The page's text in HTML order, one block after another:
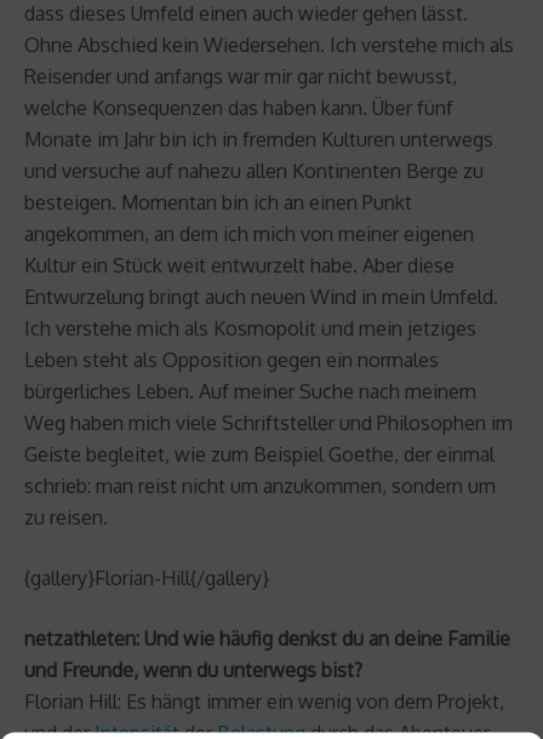
dass dieses Umfeld einen auch wieder gehen lässt.
Ohne Abschied kein Wiedersehen. Ich verstehe mich als
Reisender und anfangs war mir gar nicht bewusst,
welche Konsequenzen das haben kann. Über fünf
Monate im Jahr bin ich in fremden Kulturen unterwegs
und versuche auf nahezu allen Kontinenten Berge zu
besteigen. Momentan bin ich an einen Punkt
angekommen, an dem ich mich von meiner eigenen
Kultur ein Stück weit entwurzelt habe. Aber diese
Entwurzelung bringt auch neuen Wind in mein Umfeld.
Ich verstehe mich als Kosmopolit und mein jetziges
Leben steht als Opposition gegen ein normales
bürgerliches Leben. Auf meiner Suche nach meinem
Weg haben mich viele Schriftsteller und Philosophen im
Geiste begleitet, wie zum Beispiel Goethe, der einmal
schrieb: man reist nicht um anzukommen, sondern um
zu reisen.
{gallery}Florian-Hill{/gallery}
netzathleten: Und wie häufig denkst du an deine Familie
und Freunde, wenn du unterwegs bist?
Florian Hill: Es hängt immer ein wenig von dem Projekt,
und derIntensitätderBelastungdurch das Abenteuer